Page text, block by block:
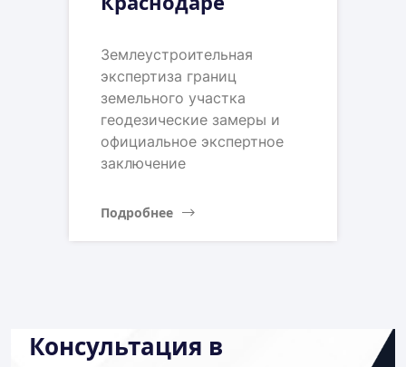
Землеустроительная
экспертиза границ
земельного участка
геодезические замеры и
официальное экспертное
заключение
Подробнее
Консультация в